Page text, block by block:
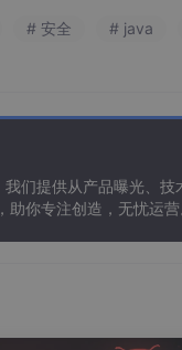
志（含请求ID）
.
API3. ChatGPT
[AI建议]- 相似缺陷
# 安全 # java
我们提供从产品曝光、
你专注创造，无忧运营